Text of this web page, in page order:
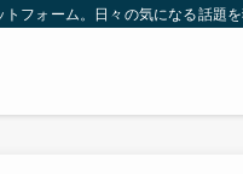
フォーム。日々の気になる話題